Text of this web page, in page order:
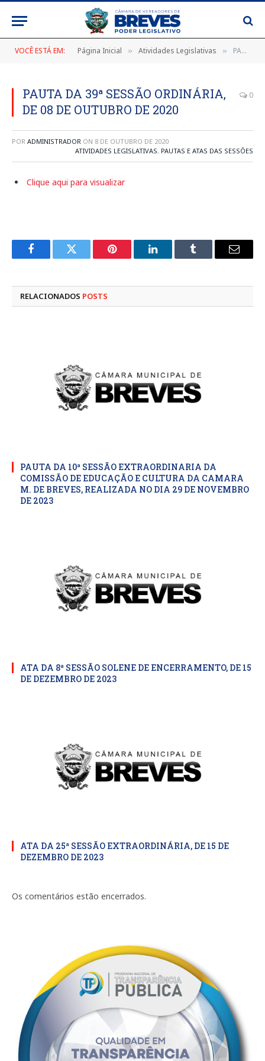
VOCÊ ESTÁ EM: Página Inicial » Atividades Legislativas » PAUTA DA 39ª SESSÃO ORDINÁRIA, DE 08 DE OUTUBRO DE 2020
PAUTA DA 39ª SESSÃO ORDINÁRIA,
DE 08 DE OUTUBRO DE 2020
0
POR ADMINISTRADOR ON 8 DE OUTUBRO DE 2020
ATIVIDADES LEGISLATIVAS, PAUTAS E ATAS DAS SESSÕES
Clique aqui para visualizar
FacebookTwitter Pinterest LinkedInTumblr
E-
RELACIONADOS POSTS
PAUTA DA 10ª SESSÃO EXTRAORDINARIA DA
COMISSÃO DE EDUCAÇÃO E CULTURA DA CAMARA
M. DE BREVES, REALIZADA NO DIA 29 DE NOVEMBRO
DE 2023
ATA DA 8ª SESSÃO SOLENE DE ENCERRAMENTO, DE 15
DE DEZEMBRO DE 2023
ATA DA 25ª SESSÃO EXTRAORDINÁRIA, DE 15 DE
DEZEMBRO DE 2023
Os comentários estão encerrados.